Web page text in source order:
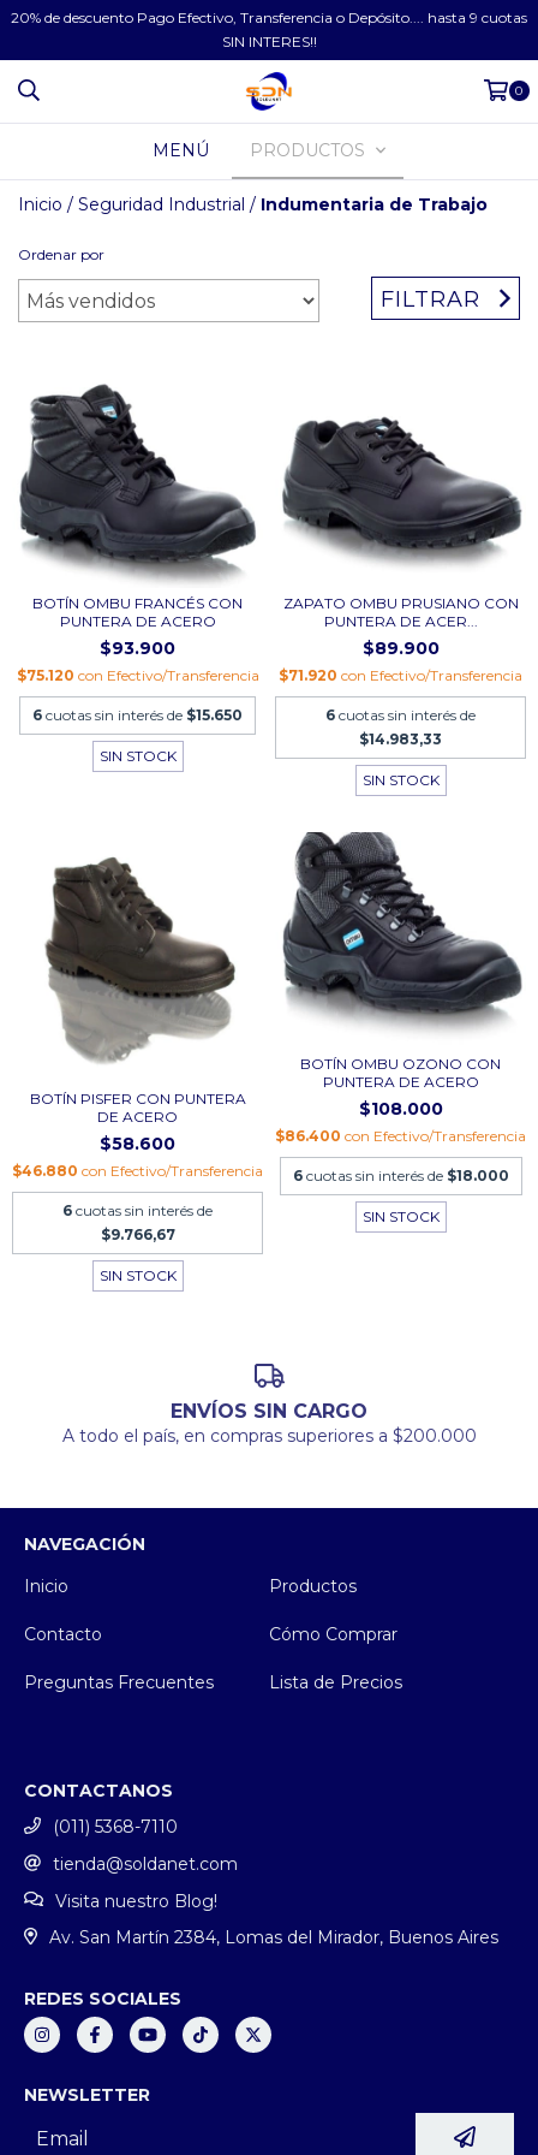
20% de descuento Pago Efectivo, Transferencia o Depósito.... hasta 9 cuotas
SIN INTERES!!
0
MENÚ PRODUCTOS
Inicio / Seguridad Industrial / Indumentaria de Trabajo
Ordenar por
FILTRAR
BOTÍN OMBU FRANCÉS CON
PUNTERA DE ACERO
$93.900
$75.120 con Efectivo/Transferencia
6 cuotas sin interés de $15.650
SIN STOCK
ZAPATO OMBU PRUSIANO CON
PUNTERA DE ACER...
$89.900
$71.920 con Efectivo/Transferencia
6 cuotas sin interés de
$14.983,33
SIN STOCK
BOTÍN PISFER CON PUNTERA
DE ACERO
$58.600
$46.880 con Efectivo/Transferencia
6 cuotas sin interés de
$9.766,67
SIN STOCK
BOTÍN OMBU OZONO CON
PUNTERA DE ACERO
$108.000
$86.400 con Efectivo/Transferencia
6 cuotas sin interés de $18.000
SIN STOCK
ENVÍOS SIN CARGO
A todo el país, en compras superiores a $200.000
NAVEGACIÓN
Inicio
Productos
Contacto Cómo Comprar
Preguntas Frecuentes Lista de Precios
CONTACTANOS
(011) 5368-7110
tienda@soldanet.com
Visita nuestro Blog!
Av. San Martín 2384, Lomas del Mirador, Buenos Aires
REDES SOCIALES
NEWSLETTER